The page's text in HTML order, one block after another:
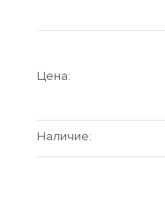
Цена:
Наличие: